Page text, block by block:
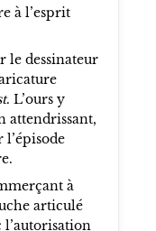
à l’esprit
le dessinateur
. L’ours y
attendrissant,
à
articulé